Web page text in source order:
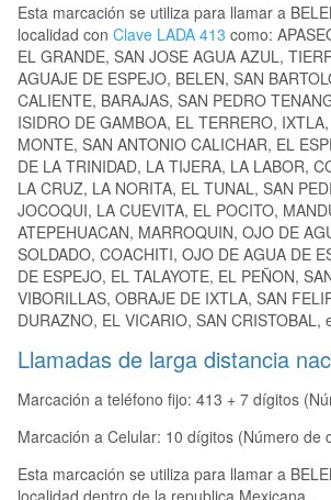
Esta marcación se utiliza para llamar a
localidad con Clave LADA 413 como:
EL GRANDE, SAN JOSE AGUA AZUL,
AGUAJE DE ESPEJO, BELEN, SAN
CALIENTE, BARAJAS, SAN PEDRO
ISIDRO DE GAMBOA, EL TERRERO,
MONTE, SAN ANTONIO CALICHAR, EL
DE LA TRINIDAD, LA TIJERA, LA LABOR,
LA CRUZ, LA NORITA, EL TUNAL, SAN
JOCOQUI, LA CUEVITA, EL POCITO,
ATEPEHUACAN, MARROQUIN, OJO DE
SOLDADO, COACHITI, OJO DE AGUA DE
DE ESPEJO, EL TALAYOTE, EL PEÑON,
VIBORILLAS, OBRAJE DE IXTLA, SAN
DURAZNO, EL VICARIO, SAN CRISTOBAL,
Llamadas de larga distancia
Marcación a teléfono fijo: 413 + 7 dígitos
Marcación a Celular: 10 dígitos (Número de
Esta marcación se utiliza para llamar a